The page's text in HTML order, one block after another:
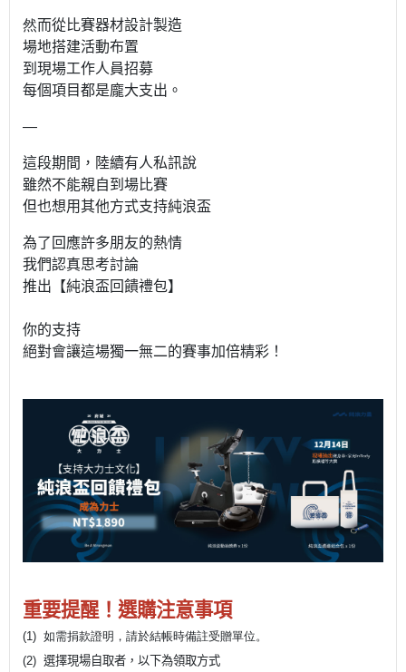
然而從比賽器材設計製造
場地搭建活動布置
到現場工作人員招募
每個項目都是龐大支出。
—
這段期間，陸續有人私訊說
雖然不能親自到場比賽
但也想用其他方式支持純浪盃
為了回應許多朋友的熱情
我們認真思考討論
推出【純浪盃回饋禮包】
你的支持
絕對會讓這場獨一無二的賽事加倍精彩！
重要提醒！選購注意事項
(1) 如需捐款證明，請於結帳時備註受贈單位。
(2) 選擇現場自取者，以下為領取方式